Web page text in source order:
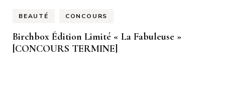
BEAUTÉ CONCOURS
Birchbox Édition Limité « La Fabuleuse »
[CONCOURS TERMINE]